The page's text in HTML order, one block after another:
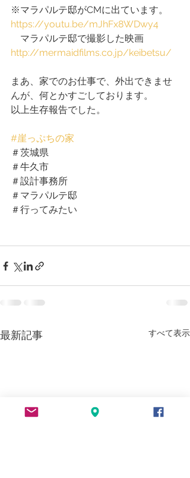
※マラパルテ邸がCMに出ています。
https://youtu.be/mJhFx8WDwy4
マラパルテ邸で撮影した映画
http://mermaidfilms.co.jp/keibetsu/
まあ、家でのお仕事で、外出できませ
んが、何とかすごしております。
以上生存報告でした。
#崖っぷちの家
＃茨城県
＃牛久市
＃設計事務所
＃マラパルテ邸
＃行ってみたい
最新記事 すべて表示